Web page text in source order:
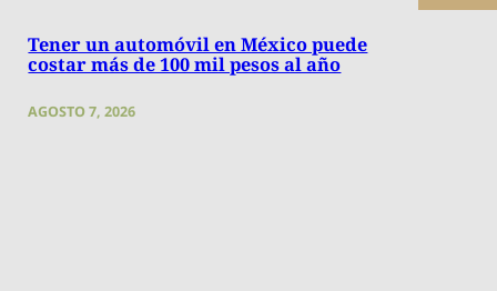
Tener un automóvil en México puede
costar más de 100 mil pesos al año
AGOSTO 7, 2026